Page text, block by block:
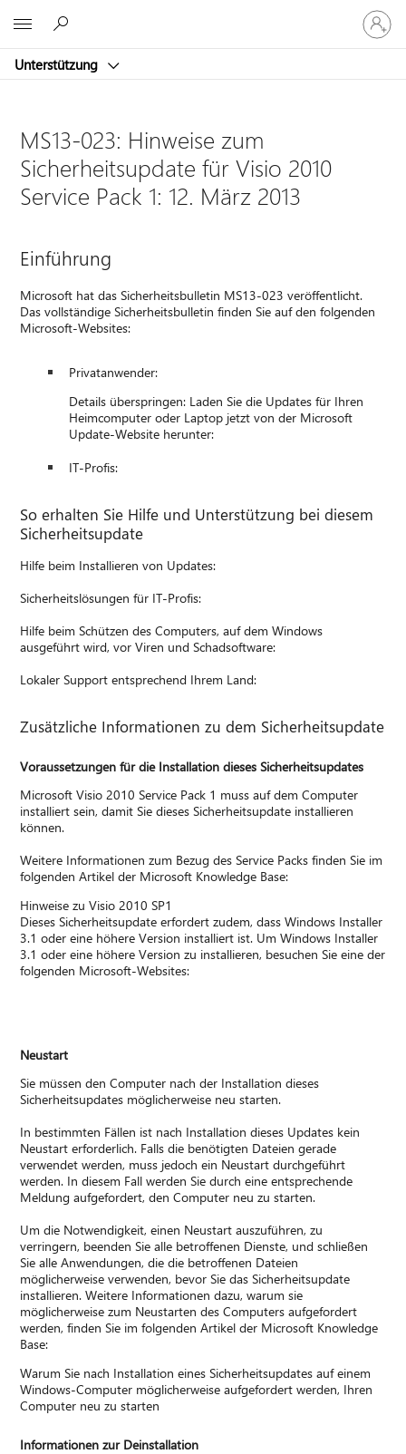
Unterstützung
Bei
Ihrem
Konto
MS13-023: Hinweise zum
Sicherheitsupdate für Visio 2010
Service Pack 1: 12. März 2013
Einführung
Microsoft hat das Sicherheitsbulletin MS13-023 veröffentlicht.
Das vollständige Sicherheitsbulletin finden Sie auf den folgenden
Microsoft-Websites:
Privatanwender:
Details überspringen: Laden Sie die Updates für Ihren
Heimcomputer oder Laptop jetzt von der Microsoft
Update-Website herunter:
IT-Profis:
So erhalten Sie Hilfe und Unterstützung bei diesem
Sicherheitsupdate
Hilfe beim Installieren von Updates:
Sicherheitslösungen für IT-Profis:
Hilfe beim Schützen des Computers, auf dem Windows
ausgeführt wird, vor Viren und Schadsoftware:
Lokaler Support entsprechend Ihrem Land:
Zusätzliche Informationen zu dem Sicherheitsupdate
Voraussetzungen für die Installation dieses Sicherheitsupdates
Microsoft Visio 2010 Service Pack 1 muss auf dem Computer
installiert sein, damit Sie dieses Sicherheitsupdate installieren
können.
Weitere Informationen zum Bezug des Service Packs finden Sie im
folgenden Artikel der Microsoft Knowledge Base:
Hinweise zu Visio 2010 SP1
Dieses Sicherheitsupdate erfordert zudem, dass Windows Installer
3.1 oder eine höhere Version installiert ist. Um Windows Installer
3.1 oder eine höhere Version zu installieren, besuchen Sie eine der
folgenden Microsoft-Websites:
Neustart
Sie müssen den Computer nach der Installation dieses
Sicherheitsupdates möglicherweise neu starten.
In bestimmten Fällen ist nach Installation dieses Updates kein
Neustart erforderlich. Falls die benötigten Dateien gerade
verwendet werden, muss jedoch ein Neustart durchgeführt
werden. In diesem Fall werden Sie durch eine entsprechende
Meldung aufgefordert, den Computer neu zu starten.
Um die Notwendigkeit, einen Neustart auszuführen, zu
verringern, beenden Sie alle betroffenen Dienste, und schließen
Sie alle Anwendungen, die die betroffenen Dateien
möglicherweise verwenden, bevor Sie das Sicherheitsupdate
installieren. Weitere Informationen dazu, warum sie
möglicherweise zum Neustarten des Computers aufgefordert
werden, finden Sie im folgenden Artikel der Microsoft Knowledge
Base:
Warum Sie nach Installation eines Sicherheitsupdates auf einem
Windows-Computer möglicherweise aufgefordert werden, Ihren
Computer neu zu starten
Informationen zur Deinstallation